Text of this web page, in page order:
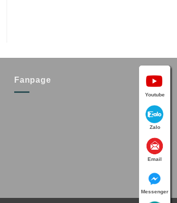
Fanpage
Youtube
Zalo
Email
Messenger